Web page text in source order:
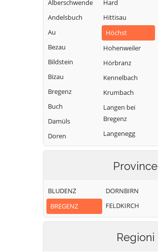
Alberschwende
Andelsbuch
Au
Bezau
Bildstein
Bizau
Bregenz
Buch
Damüls
Doren
Egg
Gaißau
Hard
Hittisau
Höchst
Hohenweiler
Hörbranz
Kennelbach
Krumbach
Langen bei
Bregenz
Langenegg
Lauterach
Lingenau
Mellau
Mittelberg
Province
BLUDENZ
BREGENZ
DORNBIRN
FELDKIRCH
Regioni